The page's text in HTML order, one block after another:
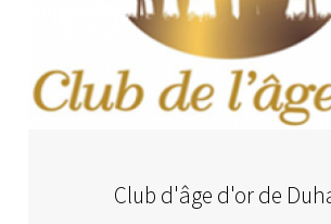
Club d'âge d'or de